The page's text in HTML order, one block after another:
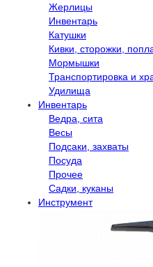
Жерлицы
Инвентарь
Катушки
Кивки, сторожки,
Мормышки
Транспортировка и
Удилища
Инвентарь
Ведра, сита
Весы
Подсаки, захваты
Посуда
Прочее
Садки, куканы
Инструмент